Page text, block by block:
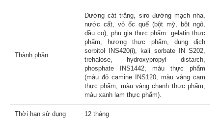
Thành phần
Đường cát trắng, siro đường mạch nha,
nước cất, vỏ ốc quế (bột mỳ, bột ngô,
dầu cọ), phụ gia thực phẩm: gelatin thực
phẩm, hương thực phẩm, dung dịch
sorbitol INS420(i), kali sorbate IN S202,
trehalose, hydroxypropyl distarch,
phosphate INS1442, màu thực phẩm
(màu đỏ camine INS120, màu vàng cam
thực phẩm, màu vàng chanh thực phẩm,
màu xanh lam thực phẩm).
Thời hạn sử dụng 12 tháng